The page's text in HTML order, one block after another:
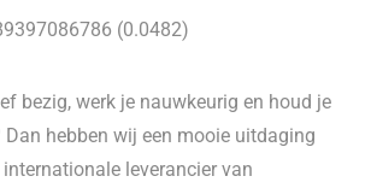
(0.0482)
bezig, werk je nauwkeurig en houd je
hebben wij een mooie uitdaging
leverancier van